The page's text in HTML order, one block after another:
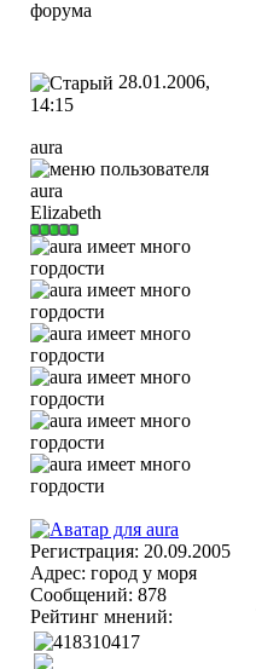
28.01.2006,
14:15
aura
Elizabeth
Регистрация: 20.09.2005
Адрес: город у моря
Сообщений: 878
Рейтинг мнений: